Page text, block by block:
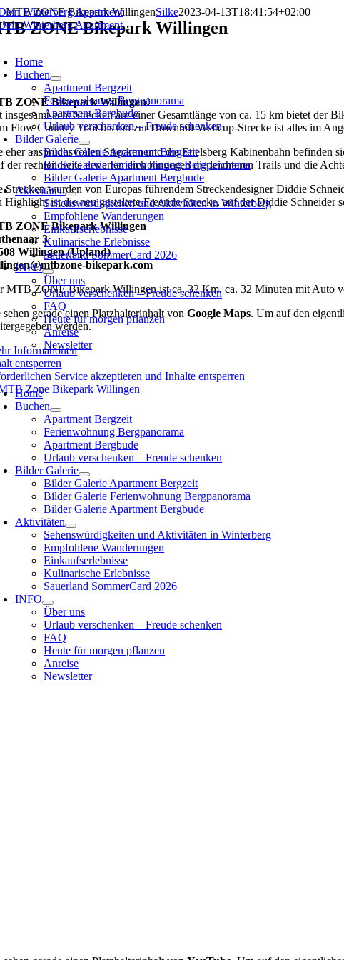
Zum
Inhalt
springen
Home
Buchen
Apartment Bergzeit
Ferienwohnung Bergpanorama
Apartment Bergbude
Urlaub verschenken – Freude schenken
Bilder Galerie
Bilder Galerie Apartment Bergzeit
Bilder Galerie Ferienwohnung Bergpanorama
Bilder Galerie Apartment Bergbude
Aktivitäten
Sehenswürdigkeiten und Aktivitäten in Winterberg
Empfohlene Wanderungen
Einkaufserlebnisse
Kulinarische Erlebnisse
Sauerland SommerCard 2026
INFO
Über uns
Urlaub verschenken – Freude schenken
FAQ
Heute für morgen pflanzen
Anreise
Newsletter
Home
Buchen
Apartment Bergzeit
Ferienwohnung Bergpanorama
Apartment Bergbude
Urlaub verschenken – Freude schenken
Bilder Galerie
Bilder Galerie Apartment Bergzeit
Bilder Galerie Ferienwohnung Bergpanorama
Bilder Galerie Apartment Bergbude
Aktivitäten
Sehenswürdigkeiten und Aktivitäten in Winterberg
Empfohlene Wanderungen
Einkaufserlebnisse
Kulinarische Erlebnisse
Sauerland SommerCard 2026
INFO
Über uns
Urlaub verschenken – Freude schenken
FAQ
Heute für morgen pflanzen
Anreise
Newsletter
MTB ZONE Bikepark WillingenSilke2023-04-13T18:41:54+02:00
ZONE Bikepark Willingen
ZONE Bikepark Willingen!
insgesamt acht Strecken auf einer Gesamtlänge von ca. 15 km bietet der
Flow Country Trail bis hin zur Downhill-Weltcup-Strecke ist alles im
eher anspruchsvollen Strecken und die Ettelsberg Kabinenbahn befinden
der rechten Seite erwarten dich hingegen die leichteren Trails und die
Strecken wurden von Europas führendem Streckendesigner Diddie
Highlight ist die neu gestaltete Freeride Strecke, auf der Diddie
ZONE Bikepark Willingen
3
Willingen (Upland)
bikepark.com
MTB ZONE Bikepark Willingen ist ca. 32 Km, ca. 32 Minuten mit Auto
sehen gerade einen Platzhalterinhalt vonGoogle Maps. Um auf den
werden.
Informationen
entsperren
Service akzeptieren und Inhalte entsperren